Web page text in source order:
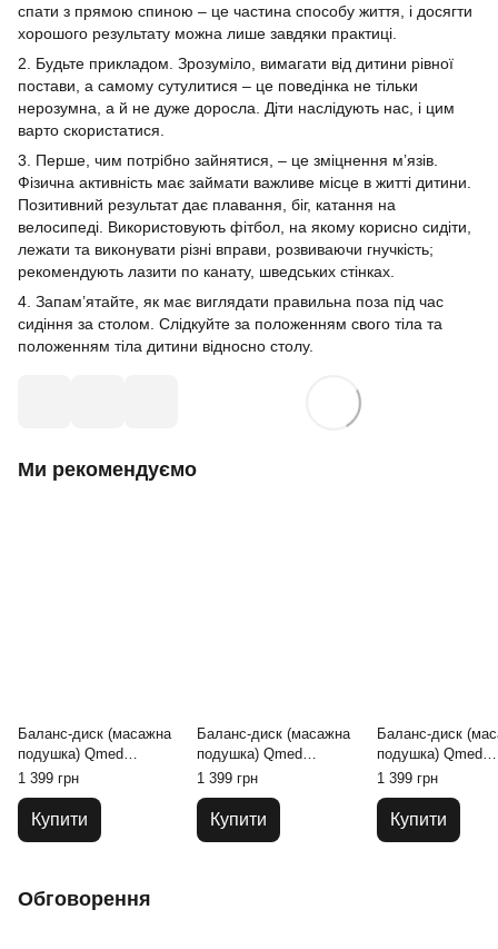
спати з прямою спиною – це частина способу життя, і досягти
хорошого результату можна лише завдяки практиці.
2. Будьте прикладом. Зрозуміло, вимагати від дитини рівної
постави, а самому сутулитися – це поведінка не тільки
нерозумна, а й не дуже доросла. Діти наслідують нас, і цим
варто скористатися.
3. Перше, чим потрібно зайнятися, – це зміцнення м’язів.
Фізична активність має займати важливе місце в житті дитини.
Позитивний результат дає плавання, біг, катання на
велосипеді. Використовують фітбол, на якому корисно сидіти,
лежати та виконувати різні вправи, розвиваючи гнучкість;
рекомендують лазити по канату, шведських стінках.
4. Запам’ятайте, як має виглядати правильна поза під час
сидіння за столом. Слідкуйте за положенням свого тіла та
положенням тіла дитини відносно столу.
Ми рекомендуємо
Баланс-диск (масажна
подушка) Qmed
Balance Disc синій
1 399 грн
Купити
Баланс-диск (масажна
подушка) Qmed
Balance Disc сірий
1 399 грн
Купити
Баланс-диск
подушка) Qmed
Balance Disc
1 399 грн
Купити
Обговорення